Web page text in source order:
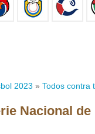
2023 » Todos contra
Nacional